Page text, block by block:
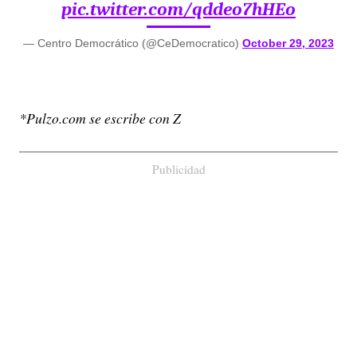
pic.twitter.com/qddeo7hHEo
— Centro Democrático (@CeDemocratico) October 29, 2023
*Pulzo.com se escribe con Z
Publicidad